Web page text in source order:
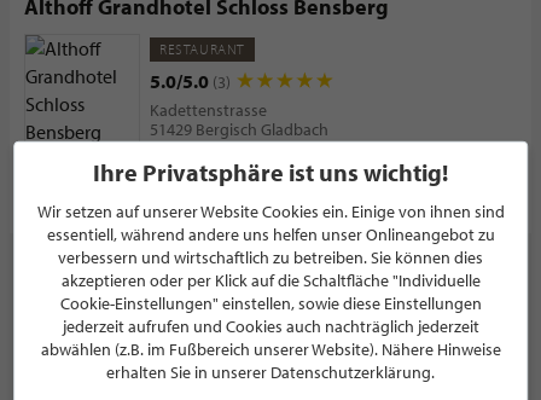
Althoff Grandhotel Schloss Bensberg
RESTAURANT
5.0/5.0 (3)
Kadettenstrasse
51429 Bergisch Gladbach
Deutschland
WEITERE PARTNER ZEIGEN
RESTAURANTS & BARS
Ihre Privatsphäre ist uns wichtig!
Wir setzen auf unserer Website Cookies ein. Einige von ihnen sind
essentiell, während andere uns helfen unser Onlineangebot zu
verbessern und wirtschaftlich zu betreiben. Sie können dies
akzeptieren oder per Klick auf die Schaltfläche "Individuelle
Cookie-Einstellungen" einstellen, sowie diese Einstellungen
jederzeit aufrufen und Cookies auch nachträglich jederzeit
abwählen (z.B. im Fußbereich unserer Website). Nähere Hinweise
erhalten Sie in unserer Datenschutzerklärung.